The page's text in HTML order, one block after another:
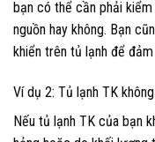
bạn có thể cần phải
nguồn hay không. Bạn
khiển trên tủ lạnh để
Ví dụ 2: Tủ lạnh TK
Nếu tủ lạnh TK của bạn